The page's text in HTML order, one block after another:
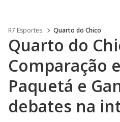
R7 Esportes Quarto do Chico
Quarto do
Comparação
Paquetá e
debates na